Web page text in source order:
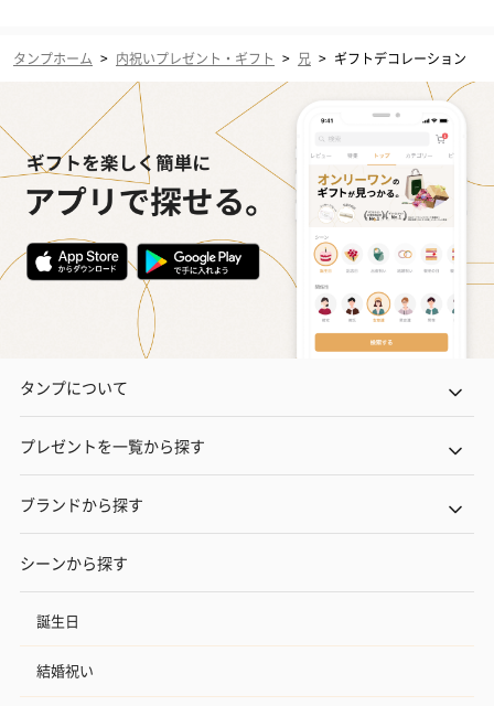
タンプホーム > 内祝いプレゼント・ギフト > 兄 > ギフトデコレーション
タンプについて
プレゼントを一覧から探す
ブランドから探す
シーンから探す
誕生日
結婚祝い